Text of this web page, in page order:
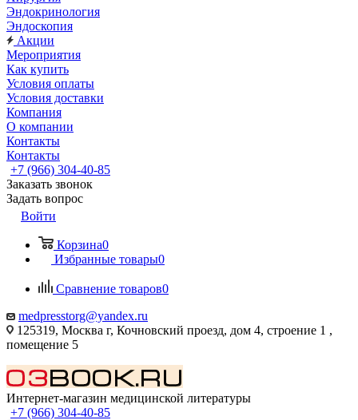
Эндокринология
Эндоскопия
Акции
Мероприятия
Как купить
Условия оплаты
Условия доставки
Компания
О компании
Контакты
Контакты
+7 (966) 304-40-85
Заказать звонок
Задать вопрос
Войти
Корзина0
Избранные товары0
Сравнение товаров0
medpresstorg@yandex.ru
125319, Москва г, Кочновский проезд, дом 4, строение 1 ,
помещение 5
Интернет-магазин медицинской литературы
+7 (966) 304-40-85